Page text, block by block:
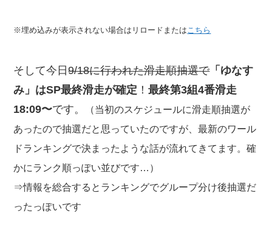
※埋め込みが表示されない場合はリロードまたはこちら
そして今日9/18に行われた滑走順抽選で「ゆなす
み」はSP最終滑走が確定 ！最終第3組4番滑走
18:09〜です。
（当初のスケジュールに滑走順抽選が
あったので抽選だと思っていたのですが、最新のワール
ドランキングで決まったような話が流れてきてます。確
かにランク順っぽい並びです…）
⇒情報を総合するとランキングでグループ分け後抽選だ
ったっぽいです